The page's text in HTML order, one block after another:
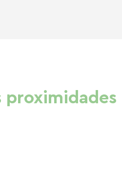
proximidades